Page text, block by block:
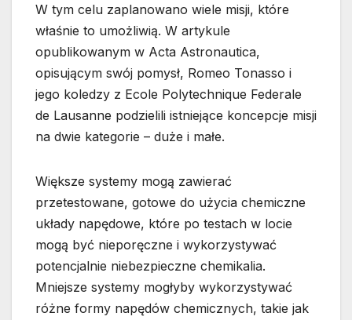
W tym celu zaplanowano wiele misji, które
właśnie to umożliwią. W artykule
opublikowanym w Acta Astronautica,
opisującym swój pomysł, Romeo Tonasso i
jego koledzy z Ecole Polytechnique Federale
de Lausanne podzielili istniejące koncepcje misji
na dwie kategorie – duże i małe.
Większe systemy mogą zawierać
przetestowane, gotowe do użycia chemiczne
układy napędowe, które po testach w locie
mogą być nieporęczne i wykorzystywać
potencjalnie niebezpieczne chemikalia.
Mniejsze systemy mogłyby wykorzystywać
różne formy napędów chemicznych, takie jak